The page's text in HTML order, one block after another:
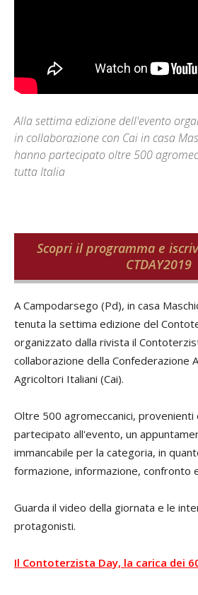
Alla settima edizione dell'evento
in collaborazione con Cai in casa
hanno partecipato oltre 500
tutta Italia
Scopri il programma e
CTDAY2019
A Campodarsego (Pd), in casa
tenuta la settima edizione del
organizzato dalla rivista il
collaborazione della Confederazione
Agricoltori Italiani (Cai).
Oltre 500 agromeccanici, provenienti
partecipato all'evento, un
immancabile per la categoria, in
formazione, informazione, confronto
Guarda il video della giornata e le
protagonisti.
Il Contoterzista Day, la carica dei